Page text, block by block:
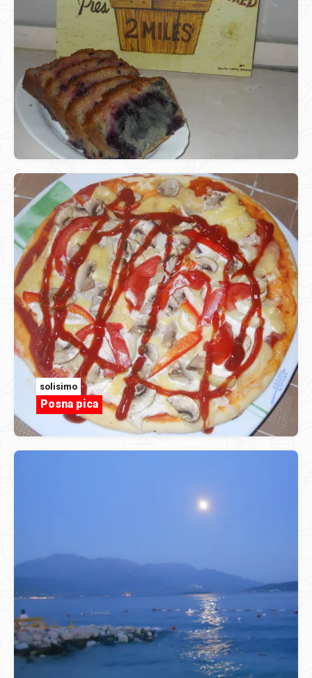
solisimo
Posna pica